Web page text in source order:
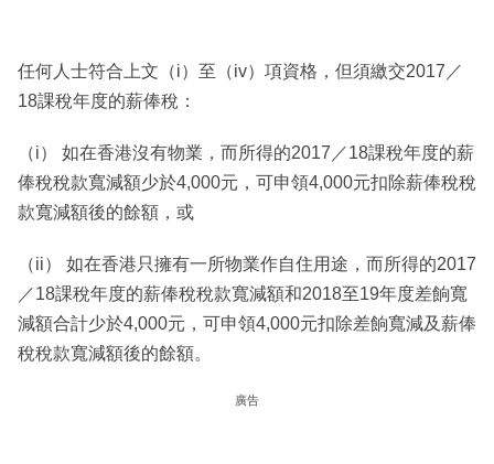
任何人士符合上文（i）至（iv）項資格，但須繳交2017／
18課稅年度的薪俸稅：
（i） 如在香港沒有物業，而所得的2017／18課稅年度的薪
俸稅稅款寬減額少於4,000元，可申領4,000元扣除薪俸稅稅
款寬減額後的餘額，或
（ii） 如在香港只擁有一所物業作自住用途，而所得的2017
／18課稅年度的薪俸稅稅款寬減額和2018至19年度差餉寬
減額合計少於4,000元，可申領4,000元扣除差餉寬減及薪俸
稅稅款寬減額後的餘額。
廣告